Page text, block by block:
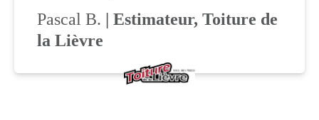
Pascal B. | Estimateur, Toiture de
la Lièvre